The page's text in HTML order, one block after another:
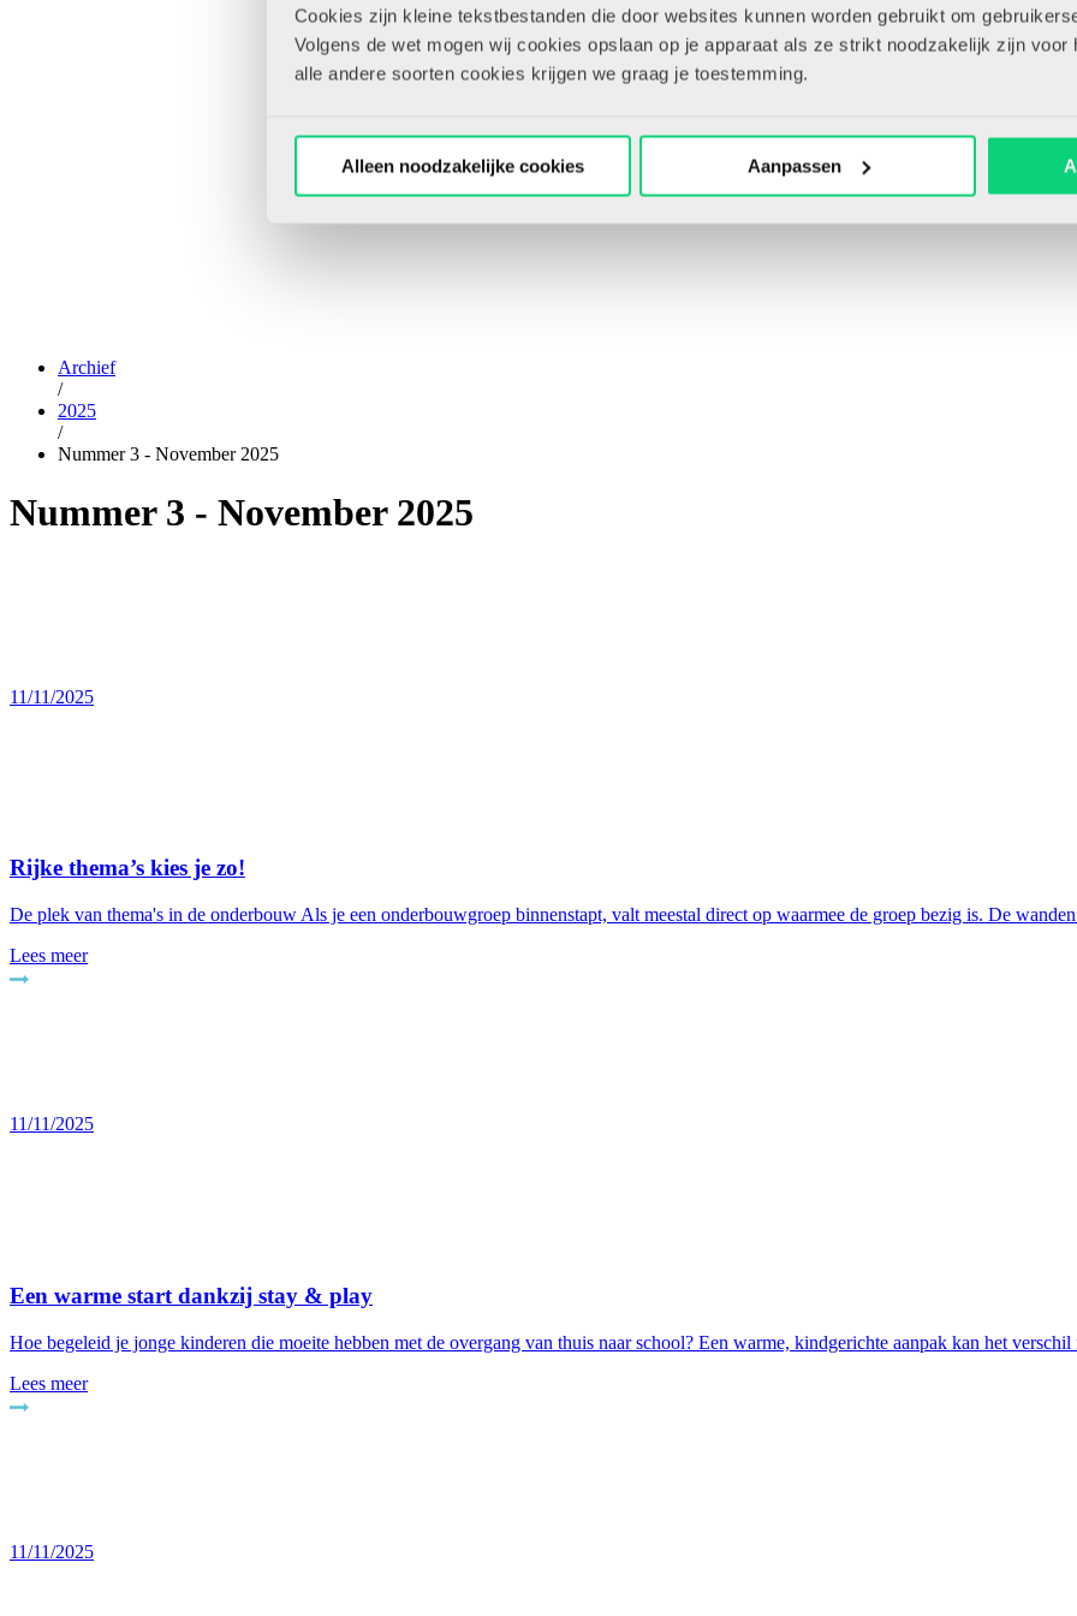
Cookies zijn kleine tekstbestanden die door websites kunnen worden gebruikt om
Volgens de wet mogen wij cookies opslaan op je apparaat als ze strikt noodzakelijk zijn voor
alle andere soorten cookies krijgen we graag je toestemming.
Alleen noodzakelijke cookies Aanpassen
Archief
/
2025
/
Nummer 3 - November 2025
Nummer 3 - November 2025
11/11/2025
Rijke thema’s kies je zo!
De plek van thema's in de onderbouw Als je een onderbouwgroep binnenstapt, valt meestal direct op waarmee de groep bezig is. De
Lees meer
11/11/2025
Een warme start dankzij stay & play
Hoe begeleid je jonge kinderen die moeite hebben met de overgang van thuis naar school? Een warme, kindgerichte aanpak kan het
Lees meer
11/11/2025